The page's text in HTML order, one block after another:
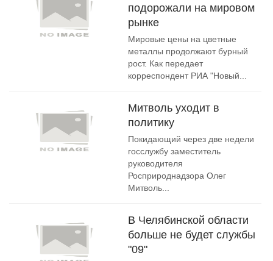
подорожали на мировом
рынке
Мировые цены на цветные
металлы продолжают бурный
рост. Как передает
корреспондент РИА "Новый...
Митволь уходит в
политику
Покидающий через две недели
госслужбу заместитель
руководителя
Росприроднадзора Олег
Митволь...
В Челябинской области
больше не будет службы
"09"